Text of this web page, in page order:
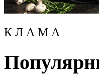
К Л А М А